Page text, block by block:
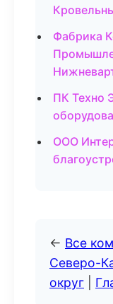
Фабрика
ПК Техно
ООО
← Все
Северо-
округ